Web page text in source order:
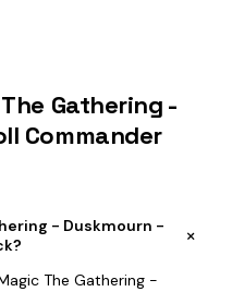
Gathering -
Commander
- Duskmourn -
+
The Gathering -